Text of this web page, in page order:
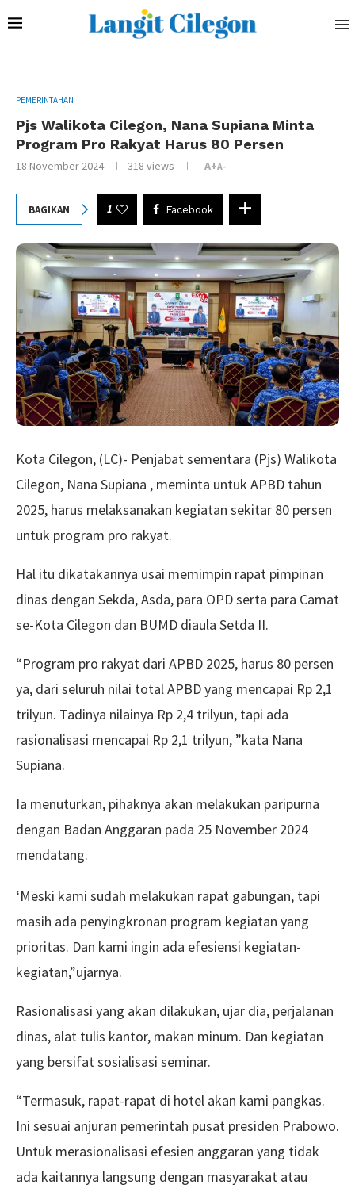
PEMERINTAHAN
Pjs Walikota Cilegon, Nana Supiana Minta
Program Pro Rakyat Harus 80 Persen
18 November 2024 318 views A+A-
BAGIKAN 1 Facebook
Kota Cilegon, (LC)- Penjabat sementara (Pjs) Walikota
Cilegon, Nana Supiana , meminta untuk APBD tahun
2025, harus melaksanakan kegiatan sekitar 80 persen
untuk program pro rakyat.
Hal itu dikatakannya usai memimpin rapat pimpinan
dinas dengan Sekda, Asda, para OPD serta para Camat
se-Kota Cilegon dan BUMD diaula Setda II.
“Program pro rakyat dari APBD 2025, harus 80 persen
ya, dari seluruh nilai total APBD yang mencapai Rp 2,1
trilyun. Tadinya nilainya Rp 2,4 trilyun, tapi ada
rasionalisasi mencapai Rp 2,1 trilyun, ”kata Nana
Supiana.
Ia menuturkan, pihaknya akan melakukan paripurna
dengan Badan Anggaran pada 25 November 2024
mendatang.
‘Meski kami sudah melakukan rapat gabungan, tapi
masih ada penyingkronan program kegiatan yang
prioritas. Dan kami ingin ada efesiensi kegiatan-
kegiatan,”ujarnya.
Rasionalisasi yang akan dilakukan, ujar dia, perjalanan
dinas, alat tulis kantor, makan minum. Dan kegiatan
yang bersifat sosialisasi seminar.
“Termasuk, rapat-rapat di hotel akan kami pangkas.
Ini sesuai anjuran pemerintah pusat presiden Prabowo.
Untuk merasionalisasi efesien anggaran yang tidak
ada kaitannya langsung dengan masyarakat atau